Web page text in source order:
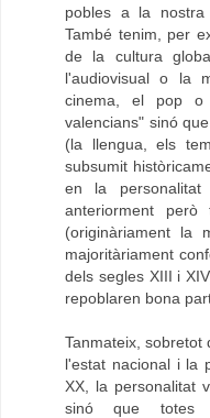
pobles a la nostra
També tenim, per
de la cultura
l'audiovisual o la
cinema, el pop
valencians" sinó
(la llengua, els
subsumit
en la personalitat
anteriorment però
(originàriament la
majoritàriament
dels segles XIII i
repoblaren bona
Tanmateix, sobretot
l'estat nacional i la
XX, la personalitat
sinó que totes